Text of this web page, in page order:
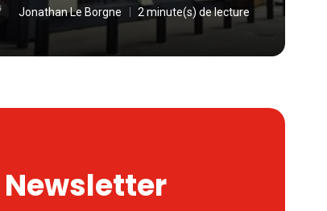
Jonathan Le Borgne 2 minute(s) de lecture
Newsletter